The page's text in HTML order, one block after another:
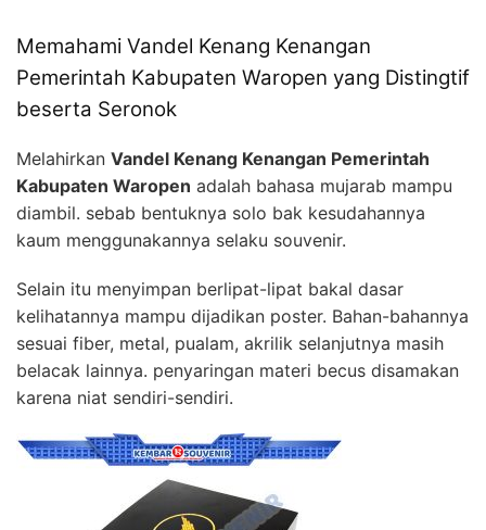
Memahami Vandel Kenang Kenangan
Pemerintah Kabupaten Waropen yang Distingtif
beserta Seronok
Melahirkan Vandel Kenang Kenangan Pemerintah
Kabupaten Waropen adalah bahasa mujarab mampu
diambil. sebab bentuknya solo bak kesudahannya
kaum menggunakannya selaku souvenir.
Selain itu menyimpan berlipat-lipat bakal dasar
kelihatannya mampu dijadikan poster. Bahan-bahannya
sesuai fiber, metal, pualam, akrilik selanjutnya masih
belacak lainnya. penyaringan materi becus disamakan
karena niat sendiri-sendiri.